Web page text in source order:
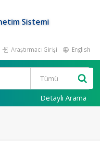
Sistemi
Araştırmacı Girişi English
Detaylı Arama